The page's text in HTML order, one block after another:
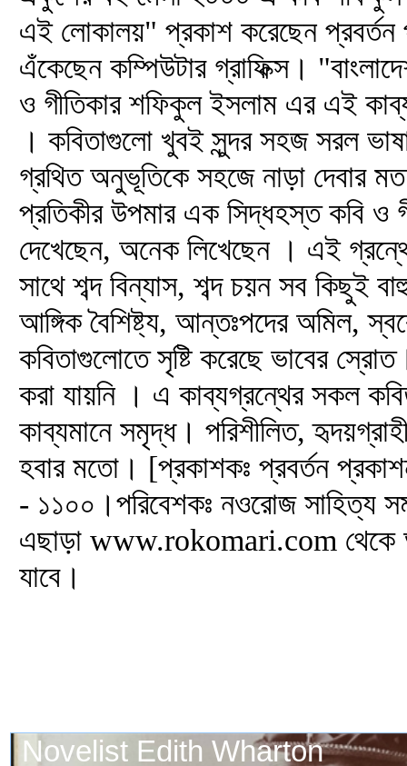
এই লোকালয়" প্রকাশ করেছেন প্রবর্তন
এঁকেছেন কম্পিউটার গ্রাফিক্স।
ও গীতিকার শফিকুল ইসলাম এর এই
। কবিতাগুলো খুবই সুন্দর সহজ সরল
গ্রথিত অনুভূতিকে সহজে নাড়া দেবার মত
প্রতিকীর উপমার এক সিদ্ধহস্ত কবি ও
দেখেছেন, অনেক লিখেছেন । এই
সাথে শব্দ বিন্যাস, শব্দ চয়ন সব কিছুই
আঙ্গিক বৈশিষ্ট্য, আন্তঃপদের অমিল,
কবিতাগুলোতে সৃষ্টি করেছে ভাবের
করা যায়নি । এ কাব্যগ্রন্থের সকল
কাব্যমানে সমৃদ্ধ। পরিশীলিত,
হবার মতো। [প্রকাশকঃ প্রবর্তন
- ১১০০।পরিবেশকঃ নওরোজ সাহিত্য
এছাড়া www.rokomari.com থেকে
যাবে।